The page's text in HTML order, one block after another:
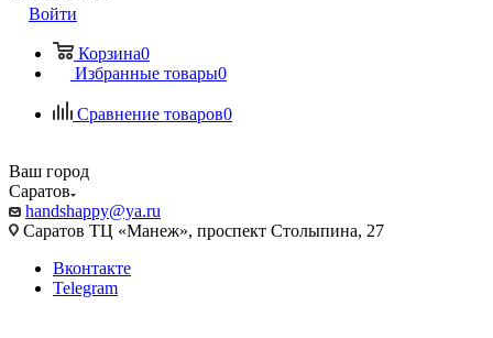
Войти
Корзина0
Избранные товары0
Сравнение товаров0
Ваш город
Саратов
handshappy@ya.ru
Саратов ТЦ «Манеж», проспект Столыпина, 27
Вконтакте
Telegram